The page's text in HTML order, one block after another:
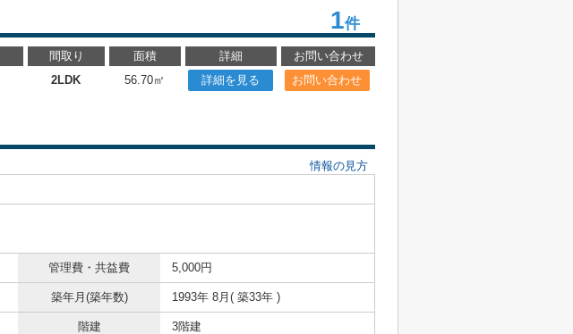
1件
間取り 面積 詳細
お問い合わせ
2LDK 56.70㎡ 詳細を見る お問い合わせ
情報の見方
管理費・共益費 5,000円
築年月(築年数) 1993年 8月( 築33年 )
階建 3階建